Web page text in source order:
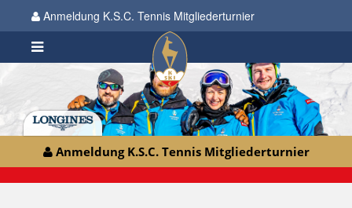
Anmeldung K.S.C. Tennis Mitgliederturnier
Anmeldung K.S.C. Tennis Mitgliederturnier